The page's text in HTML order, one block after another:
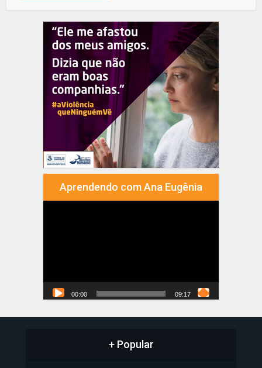
Aprendendo com Ana Eugênia
00:00 09:17
+ Popular